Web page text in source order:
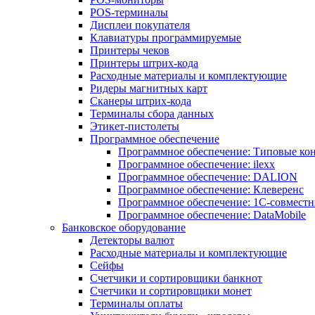
POS-терминалы
Дисплеи покупателя
Клавиатуры программируемые
Принтеры чеков
Принтеры штрих-кода
Расходные материалы и комплектующие
Ридеры магнитных карт
Сканеры штрих-кода
Терминалы сбора данных
Этикет-пистолеты
Программное обеспечение
Программное обеспечение: Типовые
Программное обеспечение: ilexx
Программное обеспечение: DALION
Программное обеспечение: Клеверенс
Программное обеспечение: 1С-
Программное обеспечение: DataMobile
Банковское оборудование
Детекторы валют
Расходные материалы и комплектующие
Сейфы
Счетчики и сортировщики банкнот
Счетчики и сортировщики монет
Терминалы оплаты